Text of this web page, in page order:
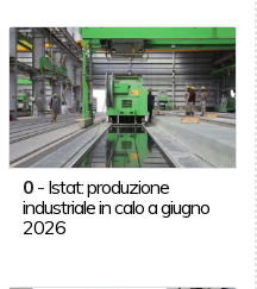
0 - Istat: produzione
industriale in calo a giugno
2026